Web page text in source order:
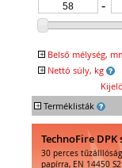
Fegyverszekrények
Hotelszéfek
Kiegészítők széfhez
Széfzárak
+ Belső mélység,
+ Nettó súly, kg
+ Terméklisták
TechnoFire DPK
30 perces tűzálllóság
papírra, EN 14450 S2